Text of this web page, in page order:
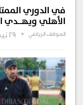
في الدوري الممتاز
الأهلي ويهــــدي
الموقف الرياضي 29 نيسان , 2023